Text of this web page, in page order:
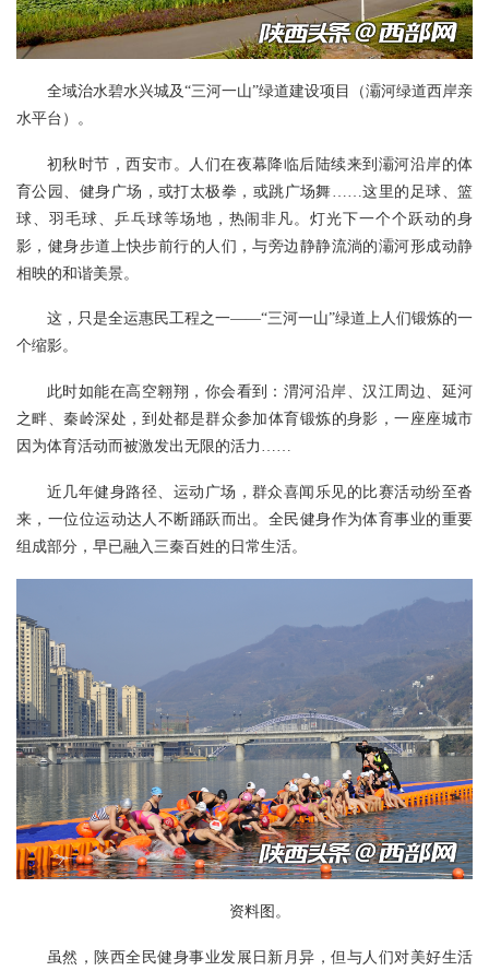
全域治水碧水兴城及“三河一山”绿道建设项目（灞河绿道西岸亲
水平台）。
初秋时节，西安市。人们在夜幕降临后陆续来到灞河沿岸的体
育公园、健身广场，或打太极拳，或跳广场舞……这里的足球、篮
球、羽毛球、乒乓球等场地，热闹非凡。灯光下一个个跃动的身
影，健身步道上快步前行的人们，与旁边静静流淌的灞河形成动静
相映的和谐美景。
这，只是全运惠民工程之一——“三河一山”绿道上人们锻炼的一
个缩影。
此时如能在高空翱翔，你会看到：渭河沿岸、汉江周边、延河
之畔、秦岭深处，到处都是群众参加体育锻炼的身影，一座座城市
因为体育活动而被激发出无限的活力……
近几年健身路径、运动广场，群众喜闻乐见的比赛活动纷至沓
来，一位位运动达人不断踊跃而出。全民健身作为体育事业的重要
组成部分，早已融入三秦百姓的日常生活。
资料图。
虽然，陕西全民健身事业发展日新月异，但与人们对美好生活